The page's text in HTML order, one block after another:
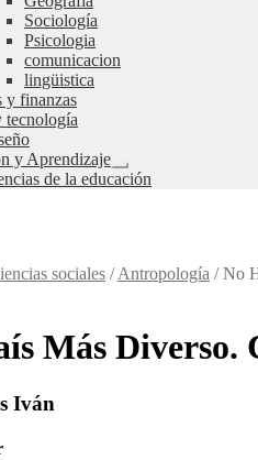
Sociología
Psicologia
comunicacion
lingüistica
y finanzas
tecnología
y Aprendizaje
Expandir
el
de la educación
sociales /Antropología /No
Más
Iván